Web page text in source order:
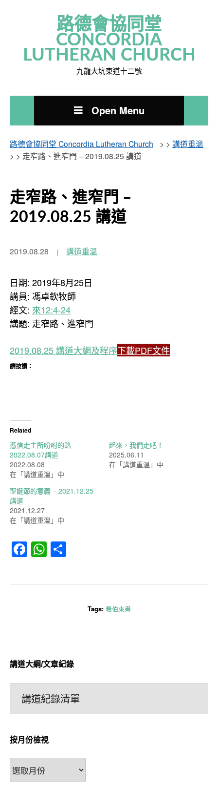
路德會協同堂
CONCORDIA
LUTHERAN CHURCH
九龍大坑東道十二號
Open Menu
路德會協同堂 Concordia Lutheran Church > > 講道重溫
> > 走窄路、進窄門 – 2019.08.25 講道
走窄路、進窄門 –
2019.08.25 講道
2019.08.28 講道重溫
日期: 2019年8月25日
講員: 馮卓欽牧師
經文: 來12:4-24
講題: 走窄路、進窄門
2019.08.25 講道大網及程序下載PDF文件
請按讚：
Related
憑信走主所吩咐的路 –
2022.08.07講道
2022.08.08
在「講道重溫」中
起來，我們走吧！
2025.06.11
在「講道重溫」中
聖誕節的意義 – 2021.12.25
講道
2021.12.27
在「講道重溫」中
Facebook
WhatsApp
Tags: 希伯來書
講道大綱/文章紀錄
講道紀錄清單
按月份檢視
按
月